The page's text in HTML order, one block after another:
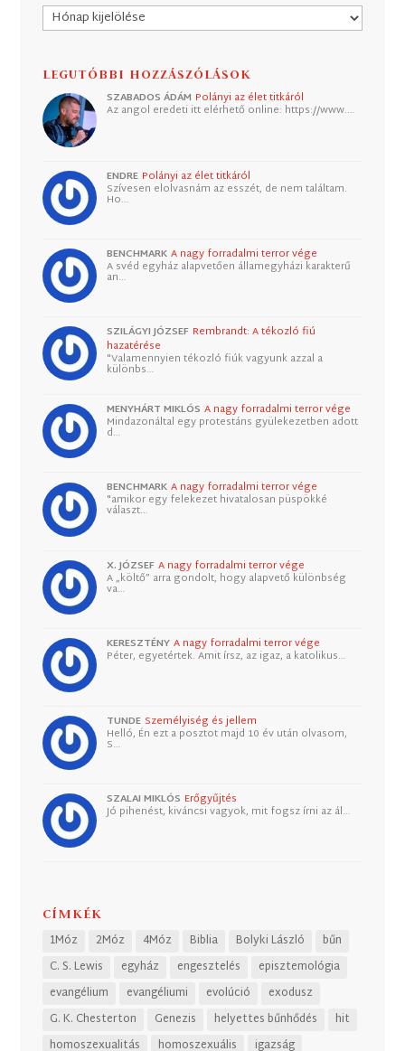
Archívum
LEGUTÓBBI HOZZÁSZÓLÁSOK
SZABADOS ÁDÁM Polányi az élet titkáról
Az angol eredeti itt elérhető online: https://www.…
ENDRE Polányi az élet titkáról
Szívesen elolvasnám az esszét, de nem találtam.
Ho…
BENCHMARK A nagy forradalmi terror vége
A svéd egyház alapvetően államegyházi karakterű
an…
SZILÁGYI JÓZSEF Rembrandt: A tékozló fiú
hazatérése
"Valamennyien tékozló fiúk vagyunk azzal a
különbs…
MENYHÁRT MIKLÓS A nagy forradalmi terror vége
Mindazonáltal egy protestáns gyülekezetben adott
d…
BENCHMARK A nagy forradalmi terror vége
"amikor egy felekezet hivatalosan püspökké
választ…
X. JÓZSEF A nagy forradalmi terror vége
A „költő” arra gondolt, hogy alapvető különbség
va…
KERESZTÉNY A nagy forradalmi terror vége
Péter, egyetértek. Amit írsz, az igaz, a katolikus…
TUNDE Személyiség és jellem
Helló, Én ezt a posztot majd 10 év után olvasom,
S…
SZALAI MIKLÓS Erőgyűjtés
Jó pihenést, kiváncsi vagyok, mit fogsz írni az ál…
CÍMKÉK
1Móz 2Móz 4Móz Biblia Bolyki László
bűn
C. S. Lewis
egyház engesztelés
episztemológia
evangélium
evangéliumi evolúció
exodusz
G. K. Chesterton
Genezis helyettes bűnhődés
hit
homoszexualitás
homoszexuális igazság